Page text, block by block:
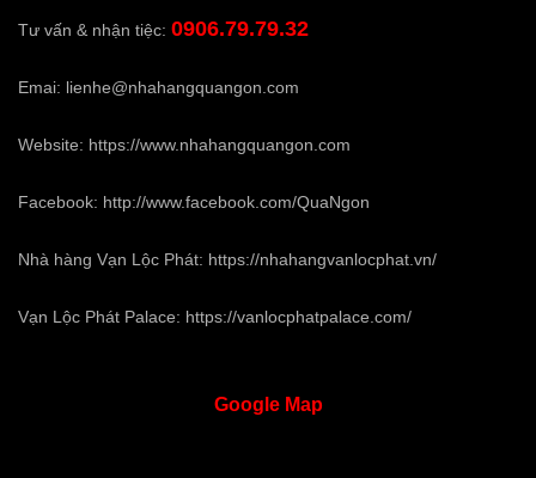
Tư vấn & nhận tiệc: 0906.79.79.32
Emai: lienhe@nhahangquangon.com
Website: https://www.nhahangquangon.com
Facebook: http://www.facebook.com/QuaNgon
Nhà hàng Vạn Lộc Phát: https://nhahangvanlocphat.vn/
Vạn Lộc Phát Palace: https://vanlocphatpalace.com/
GoogleMap